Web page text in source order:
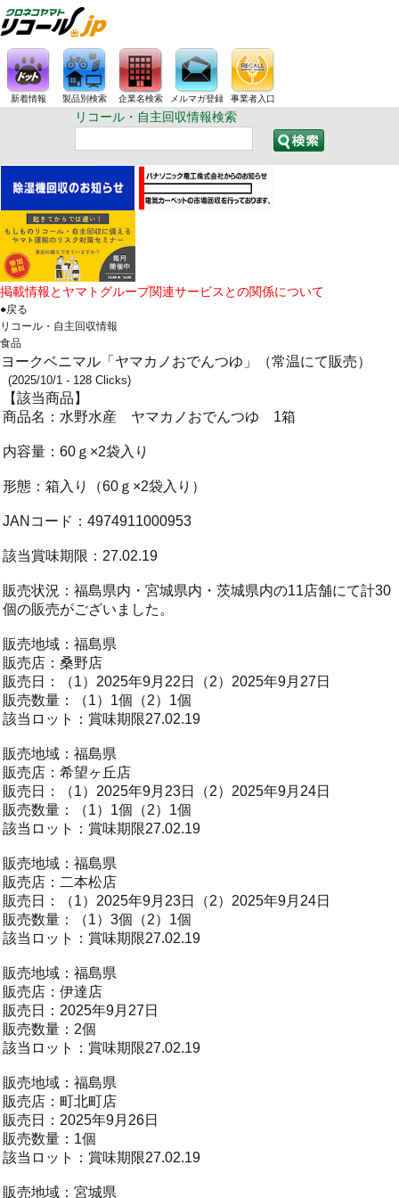
新着情報 製品別検索 企業名検索 メルマガ登録 事業者入口
リコール・自主回収情報検索
掲載情報とヤマトグループ関連サービスとの関係について
●戻る
リコール・自主回収情報
食品
ヨークベニマル「ヤマカノおでんつゆ」（常温にて販売）
(2025/10/1 - 128 Clicks)
【該当商品】
商品名：水野水産 ヤマカノおでんつゆ 1箱
内容量：60ｇ×2袋入り
形態：箱入り（60ｇ×2袋入り）
JANコード：4974911000953
該当賞味期限：27.02.19
販売状況：福島県内・宮城県内・茨城県内の11店舗にて計30
個の販売がございました。
販売地域：福島県
販売店：桑野店
販売日：（1）2025年9月22日（2）2025年9月27日
販売数量：（1）1個（2）1個
該当ロット：賞味期限27.02.19
販売地域：福島県
販売店：希望ヶ丘店
販売日：（1）2025年9月23日（2）2025年9月24日
販売数量：（1）1個（2）1個
該当ロット：賞味期限27.02.19
販売地域：福島県
販売店：二本松店
販売日：（1）2025年9月23日（2）2025年9月24日
販売数量：（1）3個（2）1個
該当ロット：賞味期限27.02.19
販売地域：福島県
販売店：伊達店
販売日：2025年9月27日
販売数量：2個
該当ロット：賞味期限27.02.19
販売地域：福島県
販売店：町北町店
販売日：2025年9月26日
販売数量：1個
該当ロット：賞味期限27.02.19
販売地域：宮城県